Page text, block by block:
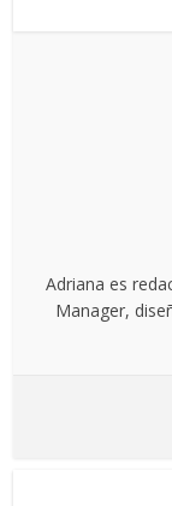
Adriana es
Manager,